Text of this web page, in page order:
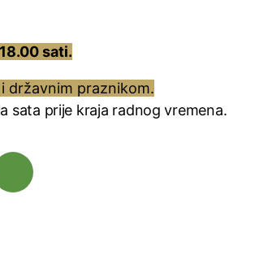
sati.
državnim praznikom.
sata prije kraja radnog vremena.